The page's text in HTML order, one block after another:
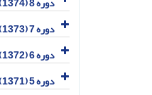
دوره 7 (1373)
دوره 6 (1372)
دوره 5 (1371)